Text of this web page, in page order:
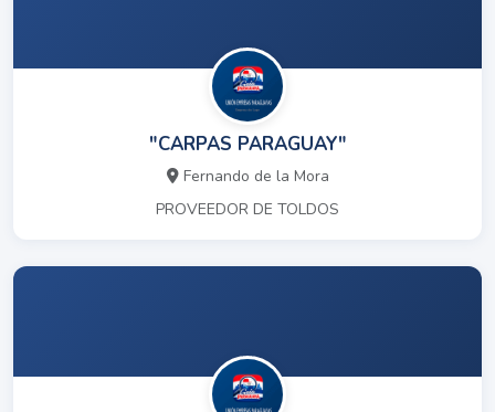
"CARPAS PARAGUAY"
Fernando de la Mora
PROVEEDOR DE TOLDOS